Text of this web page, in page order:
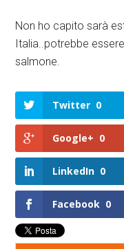
Non ho capito sarà
Italia..potrebbe
salmone.
Twitter 0
Google+ 0
LinkedIn 0
Facebook 0